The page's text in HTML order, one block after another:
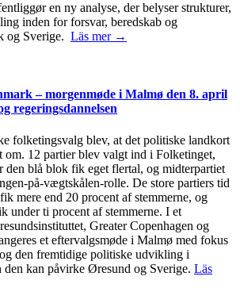
en ny analyse, der belyser strukturer,
inden for forsvar, beredskab og
og Sverige. Läs mer →
– morgenmøde i Malmø den 8. april
regeringsdannelsen
folketingsvalg blev, at det politiske landkort
om. 12 partier blev valgt ind i Folketinget,
den blå blok fik eget flertal, og midterpartiet
på-vægtskålen-rolle. De store partiers tid
mere end 20 procent af stemmerne, og
under ti procent af stemmerne. I et
Greater Copenhagen og
et eftervalgsmøde i Malmø med fokus
den fremtidige politiske udvikling i
kan påvirke Øresund og Sverige. Läs